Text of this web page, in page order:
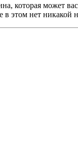
может вас
в этом нет никакой